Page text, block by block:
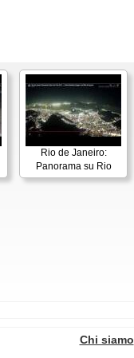
Rio de Janeiro:
Panorama su Rio
Chi siamo